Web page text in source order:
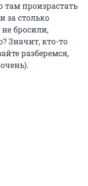
там произрастать
за столько
бросили,
Значит, кто-то
разберемся,